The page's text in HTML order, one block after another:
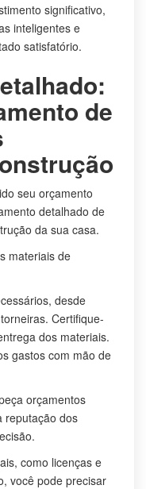
significativo,
inteligentes e
satisfatório.
de
seu orçamento
detalhado de
da sua casa.
materiais de
desde
Certifique-
dos materiais.
gastos com mão de
orçamentos
reputação dos
como licenças e
você pode precisar